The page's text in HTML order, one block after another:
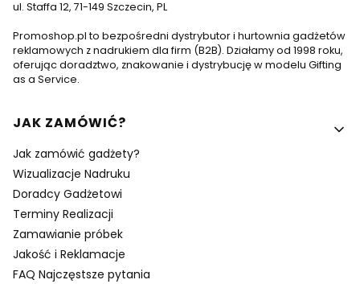
ul. Staffa 12, 71-149 Szczecin, PL
Promoshop.pl to bezpośredni dystrybutor i hurtownia gadżetów
reklamowych z nadrukiem dla firm (B2B). Działamy od 1998 roku,
oferując doradztwo, znakowanie i dystrybucję w modelu Gifting
as a Service.
Linki w stopce
JAK ZAMÓWIĆ?
Jak zamówić gadżety?
Wizualizacje Nadruku
Doradcy Gadżetowi
Terminy Realizacji
Zamawianie próbek
Jakość i Reklamacje
FAQ Najczęstsze pytania